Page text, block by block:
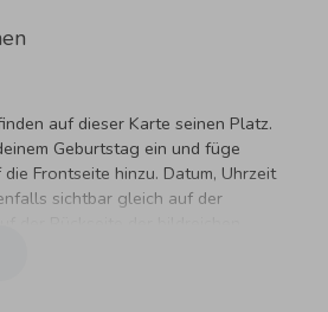
auf dieser Karte seinen Platz.
Geburtstag ein und füge
Frontseite hinzu. Datum, Uhrzeit
sichtbar gleich auf der
Informationen zu deiner Feier